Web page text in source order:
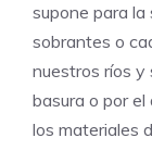
supone para la
sobrantes o
nuestros ríos y
basura o por
los materiales